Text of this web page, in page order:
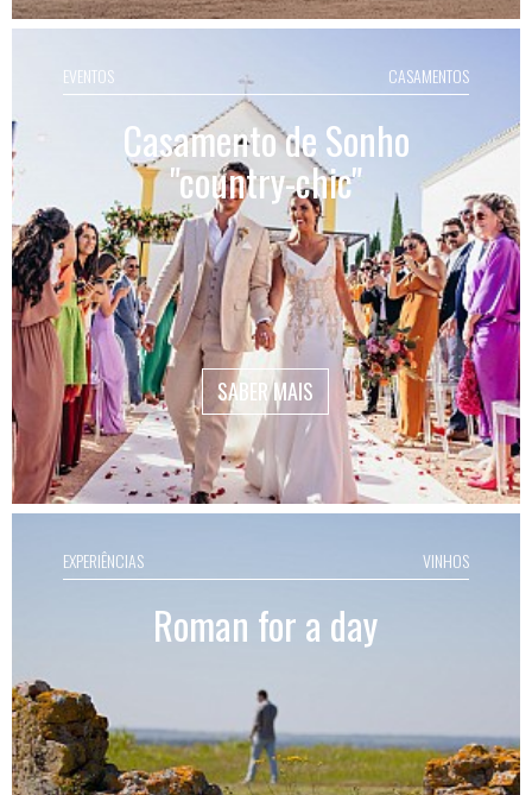
EVENTOS CASAMENTOS
Casamento de Sonho
"country-chic"
SABER MAIS
EXPERIÊNCIAS VINHOS
Roman for a day